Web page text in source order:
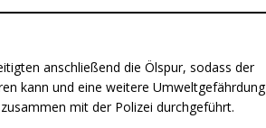
anschließend die Ölspur, sodass der
kann und eine weitere Umweltgefährdung
mit der Polizei durchgeführt.